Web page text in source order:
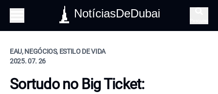
NotíciasDeDubai
EAU, NEGÓCIOS, ESTILO DE VIDA
2025. 07. 26
Sortudo no Big Ticket: